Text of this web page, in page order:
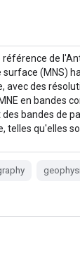
référence de
(MNS)
avec des
en bandes
bandes de
telles qu'elles